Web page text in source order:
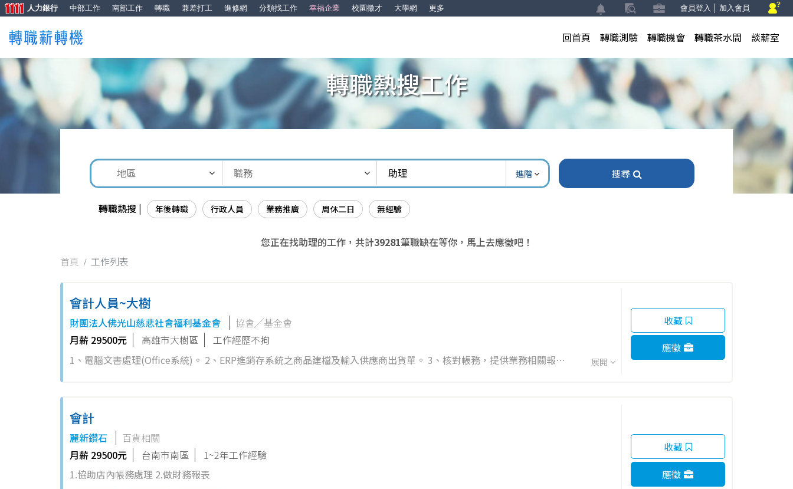
會員登入 加入會員
人力銀行 中部工作 南部工作 轉職 兼差打工 進修網 分類找工作 幸福企業 校園徵才 大學網 更多
回首頁 轉職測驗 轉職機會 轉職茶水間 談薪室
轉職熱搜工作
進階 搜尋
轉職熱搜 | 年後轉職 行政人員 業務推廣 周休二日 無經驗
您正在找助理的工作，共計39281筆職缺在等你，馬上去應徵吧！
首頁
工作列表
會計人員~大樹
財團法人佛光山慈悲社會福利基金會
協會╱基金會
月薪 29500元
高雄市大樹區
工作經歷不拘
1、電腦文書處理(Office系統)。 2、ERP進銷存系統之商品建檔及輸入供應商出貨單。 3、核對帳務，提供業務相關報表
展開
收藏
應徵
會計
麗新鑽石
百貨相關
月薪 29500元
台南市南區
1~2年工作經驗
1.協助店內帳務處理 2.做財務報表
收藏
應徵